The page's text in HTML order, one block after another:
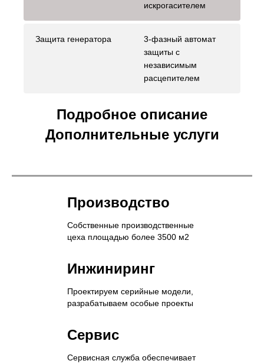
искрогасителем
Защита генератора
3-фазный автомат
защиты с
независимым
расцепителем
Подробное описание
Дополнительные услуги
Производство
Собственные производственные
цеха площадью более 3500 м2
Инжиниринг
Проектируем серийные модели,
разрабатываем особые проекты
Сервис
Сервисная служба обеспечивает